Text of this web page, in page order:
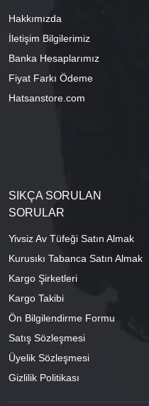
Hakkımızda
İletişim Bilgilerimiz
Banka Hesaplarımız
Fiyat Farkı Ödeme
Hatsanstore.com
SIKÇA SORULAN
SORULAR
Yivsiz Av Tüfeği Satın Almak
Kurusıkı Tabanca Satın Almak
Kargo Şirketleri
Kargo Takibi
Ön Bilgilendirme Formu
Satış Sözleşmesi
Üyelik Sözleşmesi
Gizlilik Politikası